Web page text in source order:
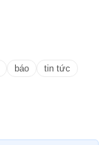
báo
tin tức